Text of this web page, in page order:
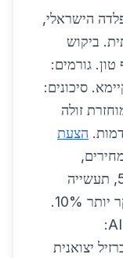
7% בשוק הפלדה הישראלי,
ביקוש
מותאמים יגיע ל-20 אלף טון. גורמים:
סיכונים:
ממוחזרת זולה
הצעת
טבלאות ביקוש לפי ענף. בנייה 50%, תעשייה
30%. השוואה אזורים: תל אביב יקר יותר 10%.
בהוד השרון יתרון לוגיסטי. השפעת AI:
ברזיל יצואנית